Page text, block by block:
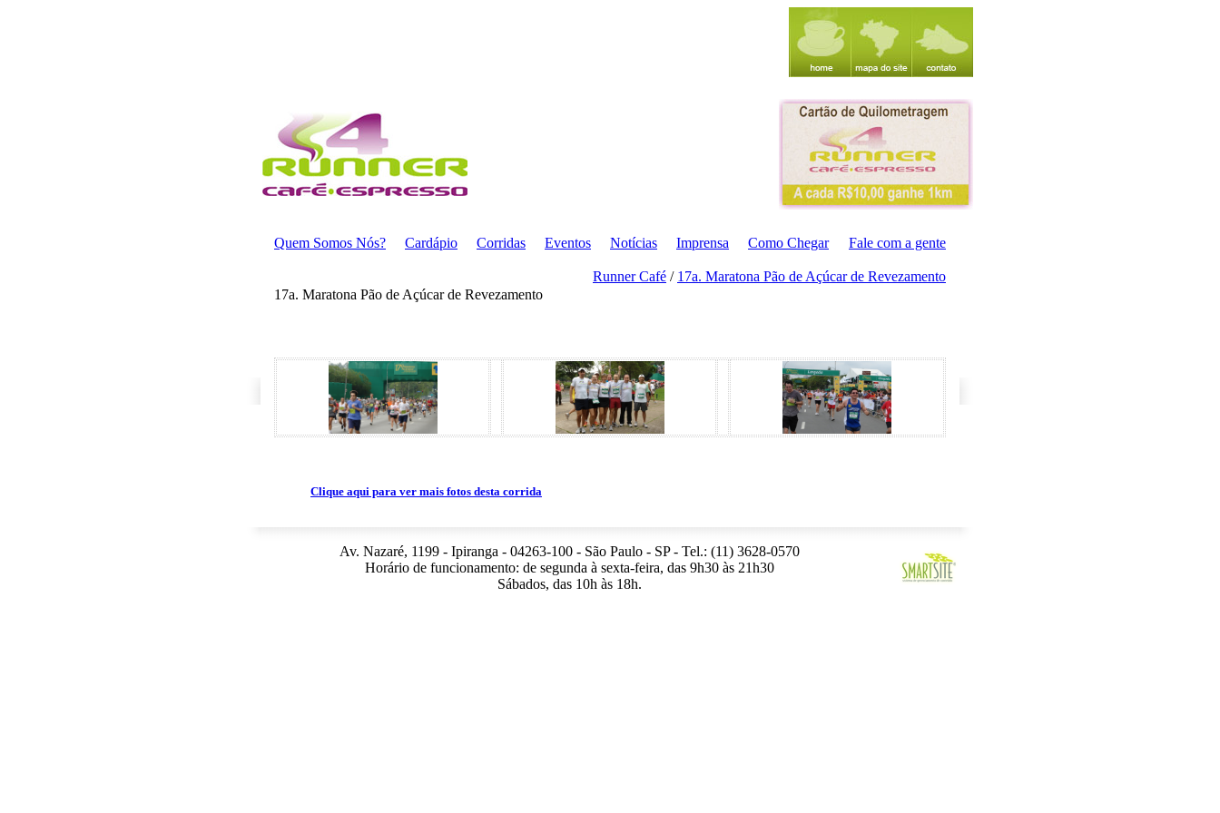
Quem Somos Nós? Cardápio Corridas Eventos Notícias Imprensa Como Chegar Fale com a gente
Runner Café / 17a. Maratona Pão de Açúcar de Revezamento
17a. Maratona Pão de Açúcar de Revezamento
Clique aqui para ver mais fotos desta corrida
Av. Nazaré, 1199 - Ipiranga - 04263-100 - São Paulo - SP - Tel.: (11) 3628-0570
Horário de funcionamento: de segunda à sexta-feira, das 9h30 às 21h30
Sábados, das 10h às 18h.